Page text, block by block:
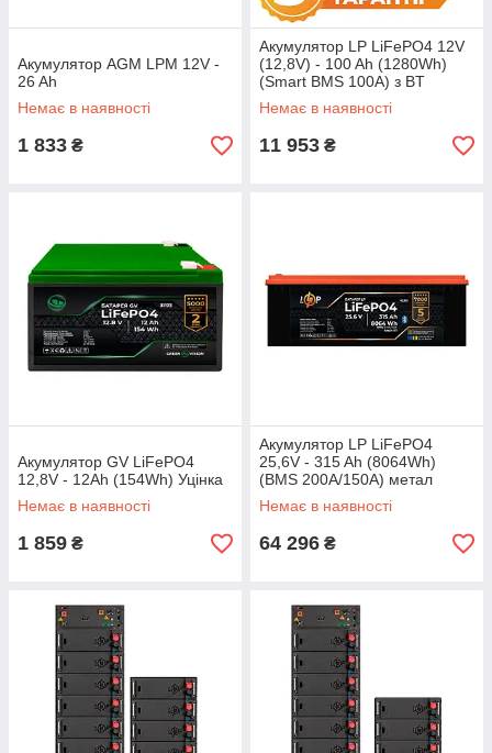
Акумулятор AGM LPM 12V -
26 Ah
Немає в наявності
1 833 ₴
Акумулятор LP LiFePO4 12V
(12,8V) - 100 Ah (1280Wh)
(Smart BMS 100А) з BT
пластик
Немає в наявності
11 953 ₴
Акумулятор GV LiFePO4
12,8V - 12Ah (154Wh) Уцінка
Немає в наявності
1 859 ₴
Акумулятор LP LiFePO4
25,6V - 315 Ah (8064Wh)
(BMS 200A/150А) метал
Smart BT (41224)
Немає в наявності
64 296 ₴